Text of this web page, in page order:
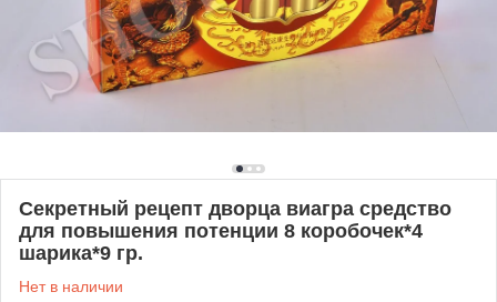
Секретный рецепт дворца виагра средство
для повышения потенции 8 коробочек*4
шарика*9 гр.
Нет в наличии